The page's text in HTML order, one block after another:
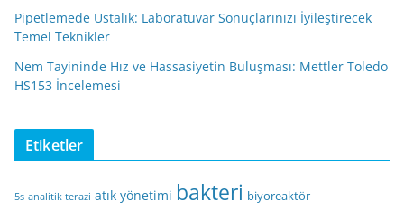
Pipetlemede Ustalık: Laboratuvar Sonuçlarınızı İyileştirecek
Temel Teknikler
Nem Tayininde Hız ve Hassasiyetin Buluşması: Mettler Toledo
HS153 İncelemesi
Etiketler
5s analitik terazi atık yönetimi bakteri biyoreaktör